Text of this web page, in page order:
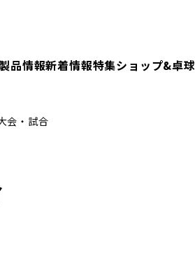
製品情報新着情報特集ショップ&卓
会・試合